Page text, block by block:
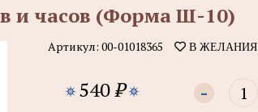
и часов (Форма Ш-10)
Артикул: 00-01018365 В ЖЕЛАНИЯ
540₽ -